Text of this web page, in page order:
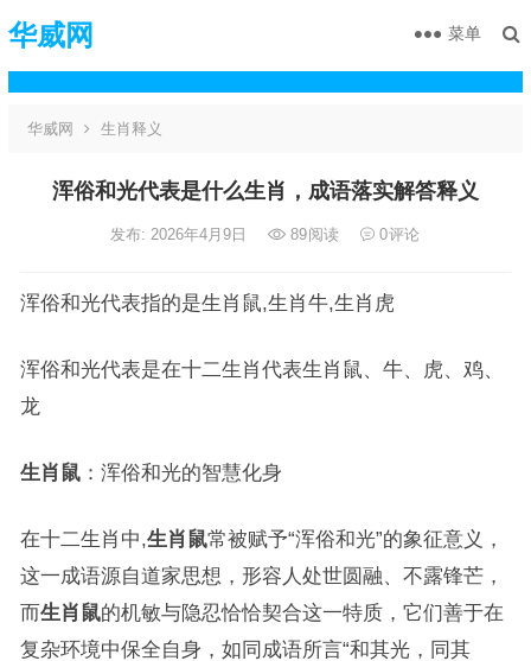
华威网 菜单
华威网 生肖释义
浑俗和光代表是什么生肖，成语落实解答释义
发布: 2026年4月9日 89阅读 0评论
浑俗和光代表指的是生肖鼠,生肖牛,生肖虎
浑俗和光代表是在十二生肖代表生肖鼠、牛、虎、鸡、
龙
生肖鼠：浑俗和光的智慧化身
在十二生肖中,生肖鼠常被赋予“浑俗和光”的象征意义，
这一成语源自道家思想，形容人处世圆融、不露锋芒，
而生肖鼠的机敏与隐忍恰恰契合这一特质，它们善于在
复杂环境中保全自身，如同成语所言“和其光，同其